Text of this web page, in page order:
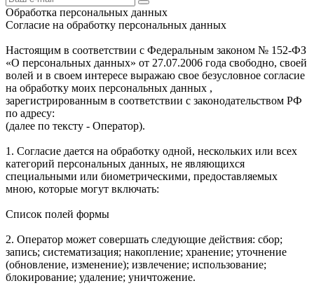
Обработка персональных данных
Согласие на обработку персональных данных
Настоящим в соответствии с Федеральным законом № 152-ФЗ
«О персональных данных» от 27.07.2006 года свободно, своей
волей и в своем интересе выражаю свое безусловное согласие
на обработку моих персональных данных ,
зарегистрированным в соответствии с законодательством РФ
по адресу:
(далее по тексту - Оператор).
1. Согласие дается на обработку одной, нескольких или всех
категорий персональных данных, не являющихся
специальными или биометрическими, предоставляемых
мною, которые могут включать:
Список полей формы
2. Оператор может совершать следующие действия: сбор;
запись; систематизация; накопление; хранение; уточнение
(обновление, изменение); извлечение; использование;
блокирование; удаление; уничтожение.